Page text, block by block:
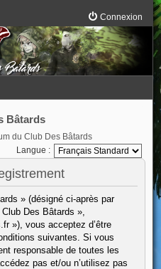
Connexion
Bâtards
du Club Des Bâtards
Langue :
» (désigné ci-après par
Des Bâtards »,
»), vous acceptez d’être
suivantes. Si vous
responsable de toutes les
pas et/ou n’utilisez pas